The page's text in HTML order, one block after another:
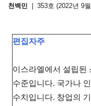
천백민 353호 (2022년 9
편집자주
이스라엘에서 설립된
수준입니다. 국가나
수치입니다. 창업의